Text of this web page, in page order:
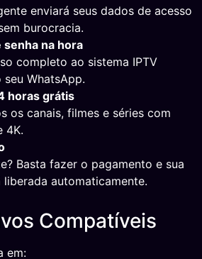
enviará seus dados de acesso
burocracia.
senha na hora
completo ao sistema IPTV
WhatsApp.
horas grátis
os canais, filmes e séries com
4K.
Basta fazer o pagamento e sua
liberada automaticamente.
Compatíveis
em: